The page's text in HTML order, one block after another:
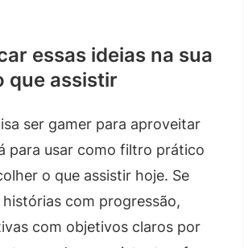
essas ideias na sua
que assistir
ser gamer para aproveitar
para usar como filtro prático
o que assistir hoje. Se
com progressão,
com objetivos claros por